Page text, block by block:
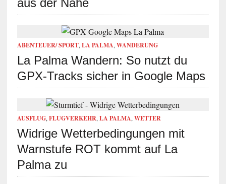
aus der Nähe
ABENTEUER/ SPORT, LA PALMA, WANDERUNG
La Palma Wandern: So nutzt du
GPX-Tracks sicher in Google Maps
AUSFLUG, FLUGVERKEHR, LA PALMA, WETTER
Widrige Wetterbedingungen mit
Warnstufe ROT kommt auf La
Palma zu